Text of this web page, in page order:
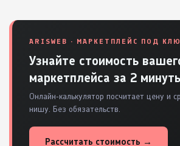
ARISWEB · МАРКЕТПЛЕЙС ПОД
Узнайте стоимость
маркетплейса за 2
Онлайн-калькулятор посчитает цену и
нишу. Без обязательств.
Рассчитать стоимость →